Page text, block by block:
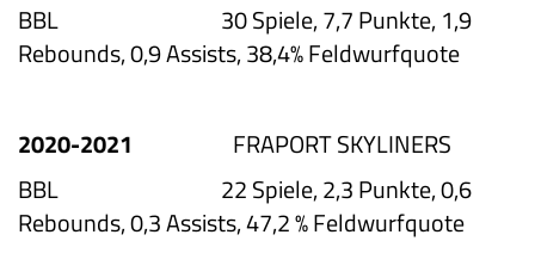
BBL 30 Spiele, 7,7 Punkte, 1,9
Rebounds, 0,9 Assists, 38,4% Feldwurfquote
2020-2021 FRAPORT SKYLINERS
BBL 22 Spiele, 2,3 Punkte, 0,6
Rebounds, 0,3 Assists, 47,2 % Feldwurfquote